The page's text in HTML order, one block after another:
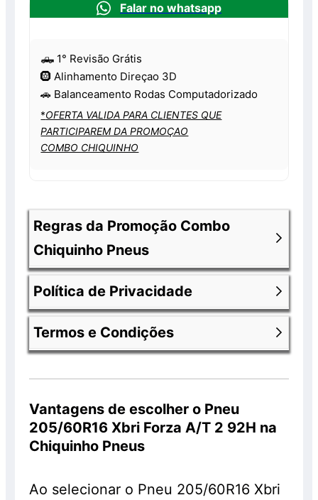
Falar no whatsapp
🛻 1° Revisão Grátis
🛞 Alinhamento Direçao 3D
🚗 Balanceamento Rodas Computadorizado
*OFERTA VALIDA PARA CLIENTES QUE
PARTICIPAREM DA PROMOÇAO
COMBO CHIQUINHO
Regras da Promoção Combo
Chiquinho Pneus
Os produtos anunciados fazem parte de
uma promoção e encontram-se com 30%
de desconto já aplicado. Os valores
anunciados com os descontos são válidos
exclusivamente para clientes que
realizem os serviços de montagem,
balanceamento e alinhamento, os quais
serão cobrados à parte. Os pneus
sem a realização do serviço, pelo preço
Política de Privacidade
Nossa política de privacidade você
consegue encontrar entrado na página
Política de Privacidade da Chiquinho
Termos e Condições
Você consegue vertermos e condições
da chiquinho pneus
acessando o link
anterior.
Vantagens de escolher o Pneu
205/60R16 Xbri Forza A/T 2 92H na
Chiquinho Pneus
Ao selecionar o Pneu 205/60R16 Xbri